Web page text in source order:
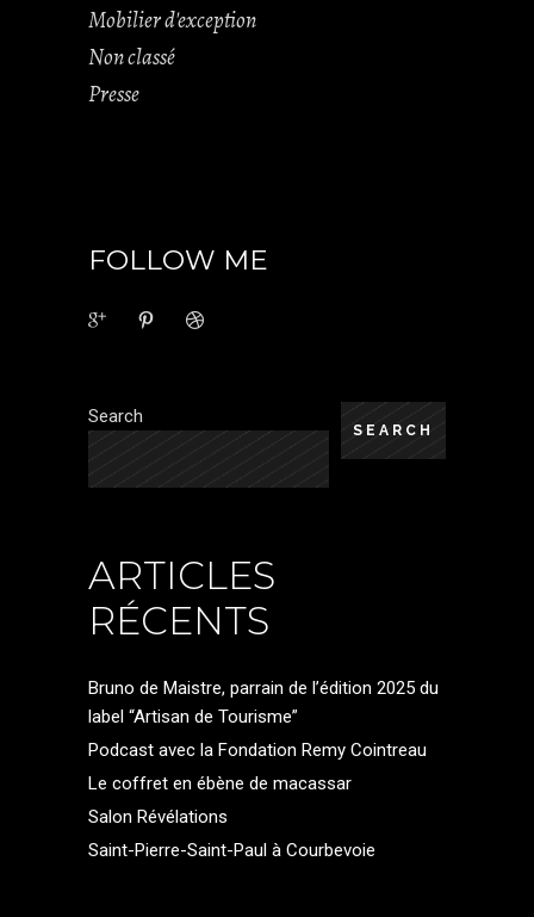
Mobilier d'exception
Non classé
Presse
FOLLOW ME
Search
SEARCH
ARTICLES
RÉCENTS
Bruno de Maistre, parrain de l’édition 2025 du
label “Artisan de Tourisme”
Podcast avec la Fondation Remy Cointreau
Le coffret en ébène de macassar
Salon Révélations
Saint-Pierre-Saint-Paul à Courbevoie